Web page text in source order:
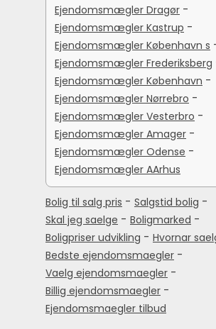
Ejendomsmægler Dragør -
Ejendomsmægler Kastrup -
Ejendomsmægler København s
Ejendomsmægler Frederiksberg
Ejendomsmægler København -
Ejendomsmægler Nørrebro -
Ejendomsmægler Vesterbro -
Ejendomsmægler Amager -
Ejendomsmægler Odense -
Ejendomsmægler AArhus
Bolig til salg pris - Salgstid bolig -
Skal jeg saelge - Boligmarked -
Boligpriser udvikling - Hvornar
Bedste ejendomsmaegler -
Vaelg ejendomsmaegler -
Billig ejendomsmaegler -
Ejendomsmaegler tilbud